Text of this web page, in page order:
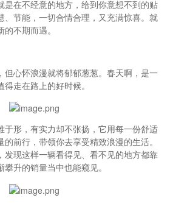
是在不经意的地方，给到你意想不到的贴
、节能，一切合情合理，又充满惊喜。就
不期而遇。
但心怀浪漫就将郁郁葱葱。春天啊，是一
走在路上的好时候。
于形，有实力却不张扬，它用每一份舒适
前行，带领你去享受精致浪漫的生活。
发现这样一辆看得见、看不见的地方都靠
升的销量当中也能窥见。